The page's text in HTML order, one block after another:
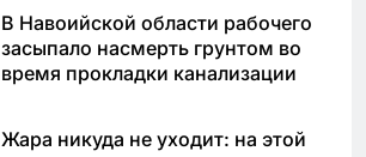
В Навоийской области рабочего
засыпало насмерть грунтом во
время прокладки канализации
Жара никуда не уходит: на этой